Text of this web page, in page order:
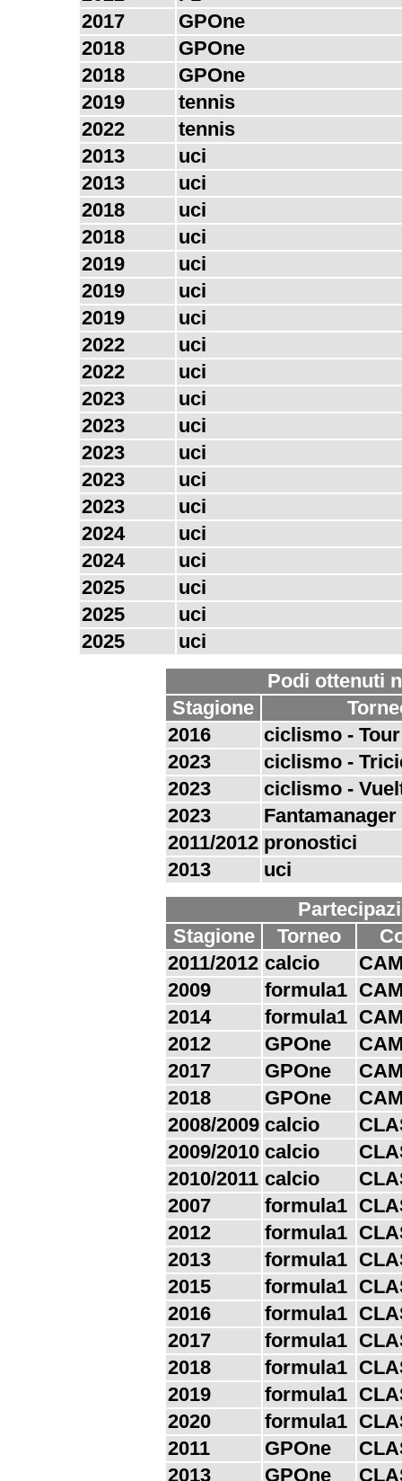
2017
GPOne
2018
GPOne
2018
GPOne
2019
tennis
2022
tennis
2013
uci
2013
uci
2018
uci
2018
uci
2019
uci
2019
uci
2019
uci
2022
uci
2022
uci
2023
uci
2023
uci
2023
uci
2023
uci
2023
uci
2024
uci
2024
uci
2025
uci
2025
uci
2025
uci
Podi ottenuti
Stagione
2016
ciclismo - Tour
2023
ciclismo -
2023
ciclismo -
2023
Fantamanager
2011/2012 pronostici
2013
uci
Stagione
Torneo
2011/2012 calcio
2009
formula1
2014
formula1
2012
GPOne
2017
GPOne
2018
GPOne
2008/2009 calcio
2009/2010 calcio
2010/2011 calcio
2007
formula1
2012
formula1
2013
formula1
2015
formula1
2016
formula1
2017
formula1
2018
formula1
2019
formula1
2020
formula1
2011
GPOne
2013
GPOne